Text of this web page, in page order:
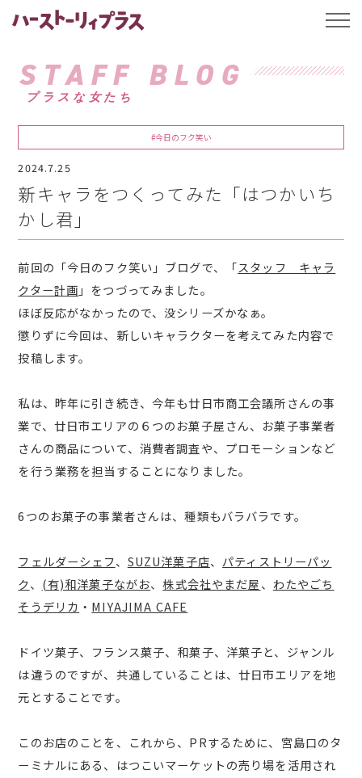
ハーストーリィプ
STAFF BLOG
プラスな女たち
#今日のフク笑い
2024.7.25
新キャラをつくってみた「はつかいち
かし君」
前回の「今日のフク笑い」ブログで、「スタッフ キャラ
クター計画 」をつづってみました。
ほぼ反応がなかったので、没シリーズかなぁ。
懲りずに今回は、新しいキャラクターを考えてみた内容で
投稿します。
私は、昨年に引き続き、今年も廿日市商工会議所さんの事
業で、廿日市エリアの６つのお菓子屋さん、お菓子事業者
さんの商品について、消費者調査や、プロモーションなど
を行う業務を担当することになりました。
6つのお菓子の事業者さんは、種類もバラバラです。
フェルダーシェフ、 SUZU洋菓子店、 パティストリーパッ
ク、 (有)和洋菓子ながお、株式会社やまだ屋、 わたやごち
そうデリカ ・ MIYAJIMA CAFE
ドイツ菓子、フランス菓子、和菓子、洋菓子と、ジャンル
は違うのですが、共通していることは、廿日市エリアを地
元とすることです。
このお店のことを、これから、PRするために、宮島口のタ
ーミナルにある、はつこいマーケットの売り場を活用され
t
l
g